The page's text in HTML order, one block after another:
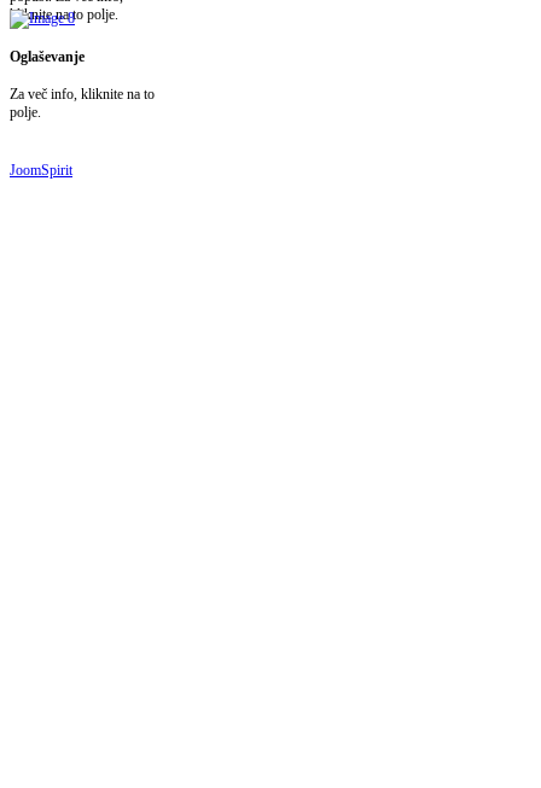
kliknite na to polje.
Oglaševanje
Za več info, kliknite na to
polje.
JoomSpirit